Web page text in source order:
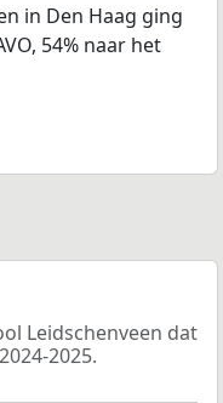
in Den Haag ging
54% naar het
Leidschenveen dat
2025.